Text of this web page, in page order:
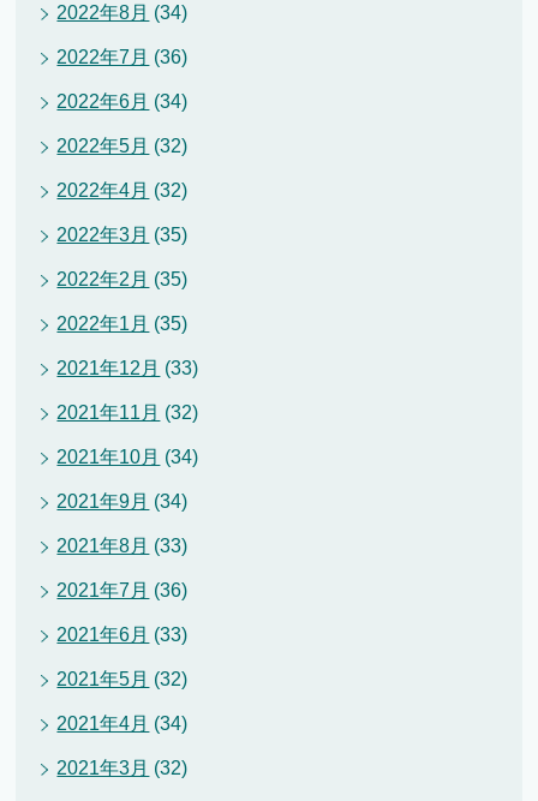
2022年8月 (34)
2022年7月 (36)
2022年6月 (34)
2022年5月 (32)
2022年4月 (32)
2022年3月 (35)
2022年2月 (35)
2022年1月 (35)
2021年12月 (33)
2021年11月 (32)
2021年10月 (34)
2021年9月 (34)
2021年8月 (33)
2021年7月 (36)
2021年6月 (33)
2021年5月 (32)
2021年4月 (34)
2021年3月 (32)